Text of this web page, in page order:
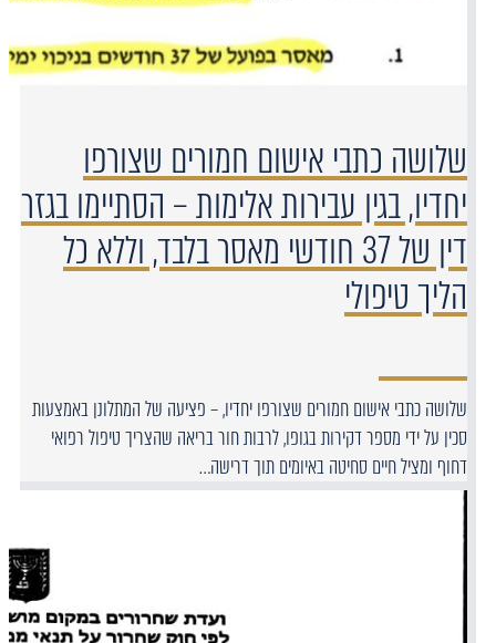
שלושה כתבי אישום חמורים שצורפו
יחדיו, בגין עבירות אלימות – הסתיימו בגזר
דין של 37 חודשי מאסר בלבד, וללא כל
הליך טיפולי
שלושה כתבי אישום חמורים שצורפו יחדיו, – פציעה של המתלונן באמצעות
סכין על ידי מספר דקירות בגופו, לרבות חור בריאה שהצריך טיפול רפואי
דחוף ומציל חיים סחיטה באיומים תוך דרישה…